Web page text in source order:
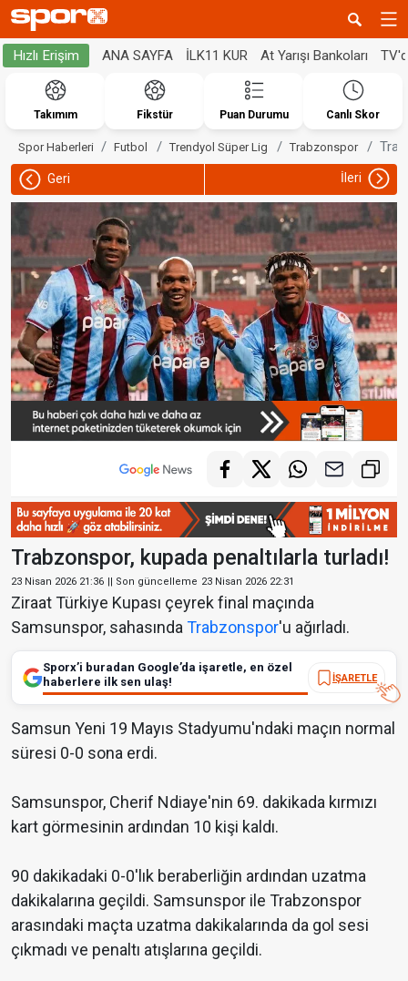
Hızlı Erişim ANA SAYFA İLK11 KUR At Yarışı Bankoları
Takımım Fikstür Puan Durumu Canlı Skor
Spor Haberleri Futbol Trendyol Süper Lig Trabzonspor
Geri İleri
Trabzonspor, kupada penaltılarla turladı!
23 Nisan 2026 21:36 || Son güncelleme 23 Nisan 2026 22:31
Ziraat Türkiye Kupası çeyrek final maçında
Samsunspor, sahasında Trabzonspor'u ağırladı.
Sporx’i buradan Google’da işaretle, en özel
haberlere ilk sen ulaş!
İŞARETLE
Samsun Yeni 19 Mayıs Stadyumu'ndaki maçın normal
süresi 0-0 sona erdi.
Samsunspor, Cherif Ndiaye'nin 69. dakikada kırmızı
kart görmesinin ardından 10 kişi kaldı.
90 dakikadaki 0-0'lık beraberliğin ardından uzatma
dakikalarına geçildi. Samsunspor ile Trabzonspor
arasındaki maçta uzatma dakikalarında da gol sesi
çıkmadı ve penaltı atışlarına geçildi.